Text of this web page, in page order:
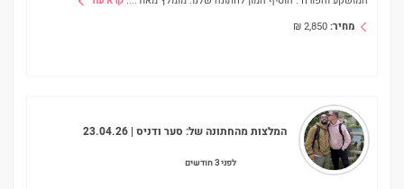
מחיר:2,850
₪
לפני 3 חודשים
המלצות מהחתונה של: סער ודניס | 23.04.26